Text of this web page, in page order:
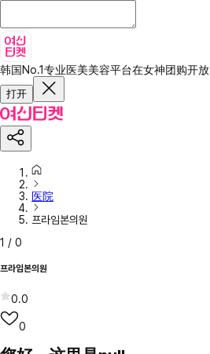
韩国No.1专业医美美容平台在女神团购开放
打开
医院
프라임본의원
1 / 0
프라임본의원
0.0
0